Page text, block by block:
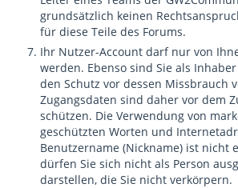
grundsätzlich keinen
für diese Teile des Forums.
Ihr Nutzer-Account darf nur von
werden. Ebenso sind Sie als
den Schutz vor dessen Missbrauch
Zugangsdaten sind daher vor dem
schützen. Die Verwendung von
geschützten Worten und
Benutzername (Nickname) ist nicht
dürfen Sie sich nicht als Person
darstellen, die Sie nicht verkörpern.